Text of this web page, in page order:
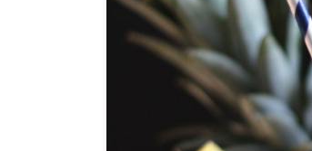
Składniki: (na jeden koktajl) • 1½
(szpinak, jarmuż lub dowolna
dojrzałego awokado, • 1 łyżeczka
szklanki mrożonego ananasa. Jak
kielichu blendera. 2. Blenduj do